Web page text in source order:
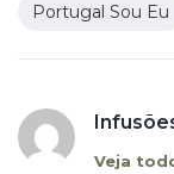
Portugal Sou Eu
Veja